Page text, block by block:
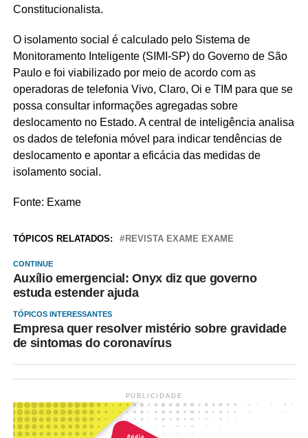
Constitucionalista.
O isolamento social é calculado pelo Sistema de
Monitoramento Inteligente (SIMI-SP) do Governo de São
Paulo e foi viabilizado por meio de acordo com as
operadoras de telefonia Vivo, Claro, Oi e TIM para que se
possa consultar informações agregadas sobre
deslocamento no Estado. A central de inteligência analisa
os dados de telefonia móvel para indicar tendências de
deslocamento e apontar a eficácia das medidas de
isolamento social.
Fonte: Exame
TÓPICOS RELATADOS: REVISTA EXAME EXAME
CONTINUE
Auxílio emergencial: Onyx diz que governo
estuda estender ajuda
TÓPICOS INTERESSANTES
Empresa quer resolver mistério sobre gravidade
de sintomas do coronavírus
PUBLICIDADE